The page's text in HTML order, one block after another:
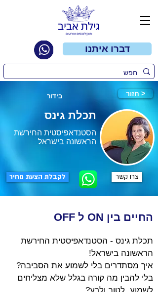
דברו איתנו
בידור חזור >
תכלת גינס
הסטנדאפיסטית החירשת
הראשונה בישראל
צרו קשר לקבלת הצעת מחיר
OFF ל ON החיים בין
תכלת גינס - הסטנדאפיסטית החירשת
הראשונה בישראל!
איך מסתדרים בלי לשמוע את הסביבה?
בלי להבין מה קורה בגלל שלא מצליחים